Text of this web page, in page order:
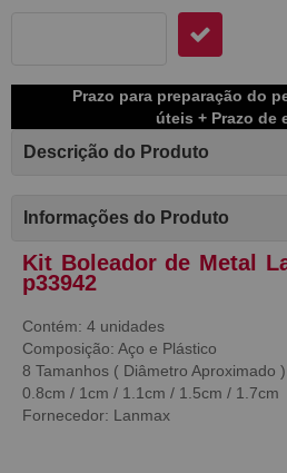
Prazo para preparação do
úteis + Prazo de
Descrição do Produto
Informações do Produto
Kit Boleador de Metal
p33942
Contém: 4 unidades
Composição: Aço e Plástico
8 Tamanhos ( Diâmetro Aproximado
0.8cm / 1cm / 1.1cm / 1.5cm / 1.7cm
Fornecedor: Lanmax